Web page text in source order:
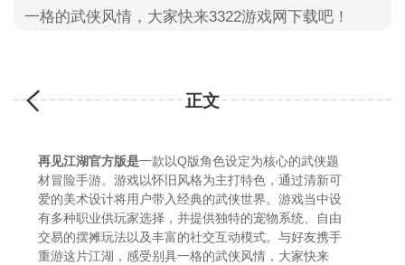
一格的武侠风情，大家快来3322游戏网下载吧！
正文
再见江湖官方版是一款以Q版角色设定为核心的武侠题
材冒险手游。游戏以怀旧风格为主打特色，通过清新可
爱的美术设计将用户带入经典的武侠世界。游戏当中设
有多种职业供玩家选择，并提供独特的宠物系统、自由
交易的摆摊玩法以及丰富的社交互动模式。与好友携手
重游这片江湖，感受别具一格的武侠风情，大家快来